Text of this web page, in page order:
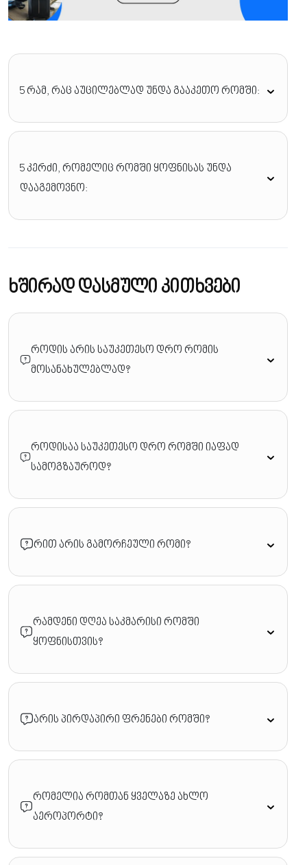
5 რამ, რაც აუცილებლად უნდა გააკეთო რომში:
5 კერძი, რომელიც რომში ყოფნისას უნდა
დააგემოვნო:
ხშირად დასმული კითხვები
როდის არის საუკეთესო დრო რომის
მოსანახულებლად?
როდისაა საუკეთესო დრო რომში იაფად
სამოგზაუროდ?
რით არის გამორჩეული რომი?
რამდენი დღეა საკმარისი რომში
ყოფნისთვის?
არის პირდაპირი ფრენები რომში?
რომელია რომთან ყველაზე ახლო
აეროპორტი?